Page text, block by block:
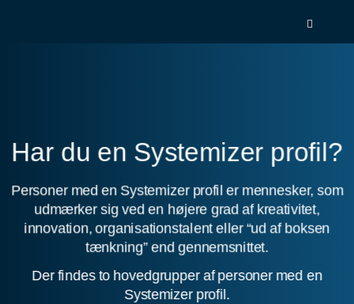
Systemizer
2.0:
Test
selv
3.0:
Produkter
4.0:
Kontakt
Har du en Systemizer profil?
Personer med en Systemizer profil er mennesker, som
udmærker sig ved en højere grad af kreativitet,
innovation, organisationstalent eller “ud af boksen
tænkning” end gennemsnittet.
Der findes to hovedgrupper af personer med en
Systemizer profil.